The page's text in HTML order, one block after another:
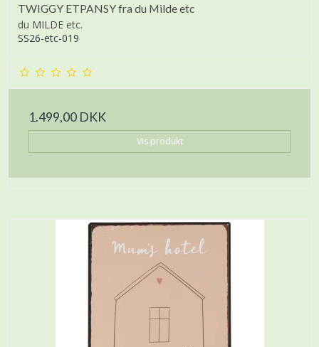
TWIGGY ETPANSY fra du Milde etc
du MILDE etc.
SS26-etc-019
1.499,00 DKK
Vis produkt